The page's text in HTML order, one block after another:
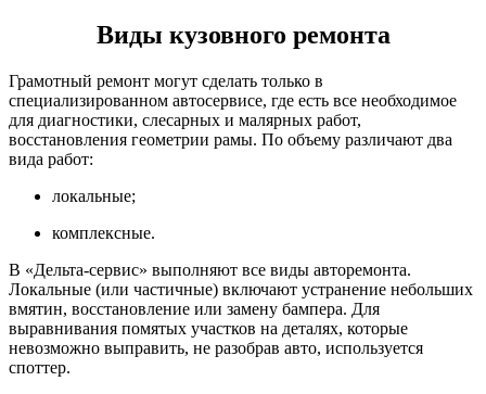
Виды кузовного ремонта
Грамотный ремонт могут сделать только в
специализированном автосервисе, где есть все необходимое
для диагностики, слесарных и малярных работ,
восстановления геометрии рамы. По объему различают два
вида работ:
локальные;
комплексные.
В «Дельта-сервис» выполняют все виды авторемонта.
Локальные (или частичные) включают устранение небольших
вмятин, восстановление или замену бампера. Для
выравнивания помятых участков на деталях, которые
невозможно выправить, не разобрав авто, используется
споттер.